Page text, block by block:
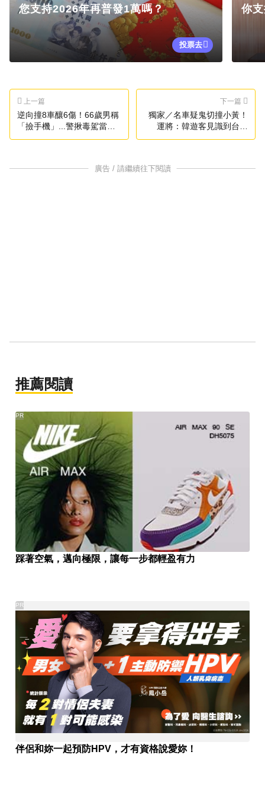
您支持2026年再普發1萬嗎？
投票去
你
上一篇
逆向撞8車釀6傷！66歲男稱
「撿手機」...警揪毒駕當場
逮人
下一篇
獨家／名車疑鬼切撞小黃！
運將：韓遊客見識到台灣
「危險駕駛」
廣告 / 請繼續往下閱讀
推薦閱讀
踩著空氣，邁向極限，讓每一步都輕盈有力
PR
伴侶和妳一起預防HPV，才有資格說愛妳！
PR